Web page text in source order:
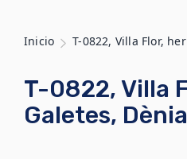
Inicio T-0822, Villa Flor,
T-0822, Villa
Galetes, Dènia